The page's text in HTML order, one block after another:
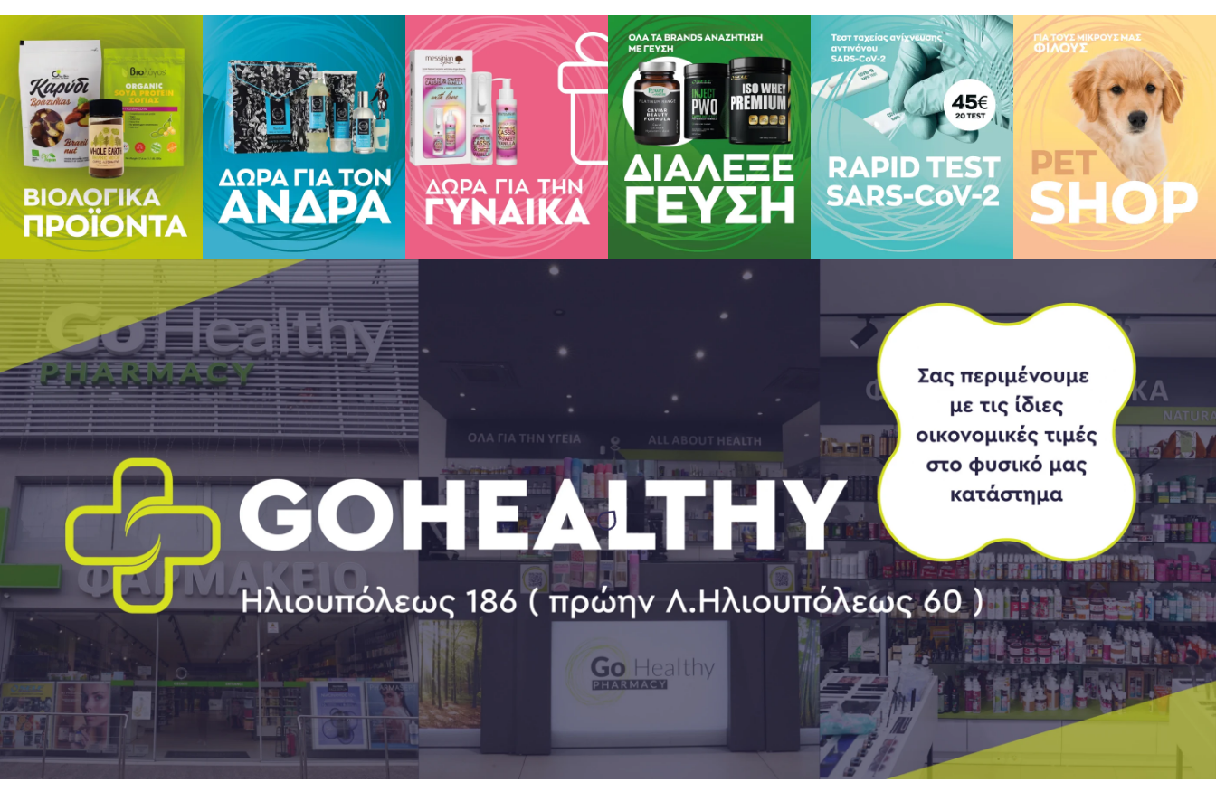
Παιδιά άνω των 3 ετών μπορούν να πιπιλίσουν ή να μασήσουν 1 ταμπλέτα ημερησίως.
Άνω των 9 ετών μπορούν να αυξήσουν σε 2 ταμπλέτες.
Ενήλικες έως 4 ταμπλέτες ημερησίως σε έξαρση των συμπτωμάτων.
Σημείωση
Tα συμπληρώματα διατροφής δεν αποτελούν υποκατάστατο μιας ισορροπημένης διατροφής, Διατηρείται
σε δροσερό και ξηρό μέρος, Να φυλάσσεται μακριά από τα παιδιά, Να μην γίνεται υπέρβαση της
συνιστώμενης ημερήσιας δόσης , Συμβουλευτείτε τον γιατρό σας αν είστε έγκυος, θηλάζετε, βρίσκεστε υπό
φαρμακευτική αγωγή.
Αρ. Γνωστ.ΕΟΦ: 25151/15-04-08
Ο αριθμός γνωστοποίησης στον ΕΟΦ δεν επέχει θέση άδειας κυκλοφορίας του ΕΟΦ
Συσκευασία
60 μασώμενες ταμπλέτες σε καρτέλες (blister), μέσα σε χάρτινο κουτί.